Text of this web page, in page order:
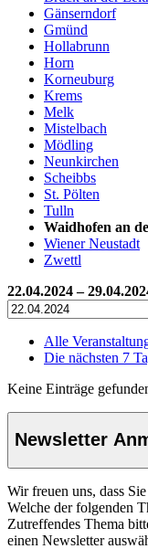
Gänserndorf
Gmünd
Hollabrunn
Horn
Korneuburg
Krems
Melk
Mistelbach
Mödling
Neunkirchen
Scheibbs
St. Pölten
Tulln
Waidhofen an
Wiener Neustadt
Zwettl
22.04.2024 –
Alle
Die nächsten 7
Keine Einträge
Newsletter
Wir freuen uns, dass
Welche der folgenden
Zutreffendes Thema
einen Newsletter